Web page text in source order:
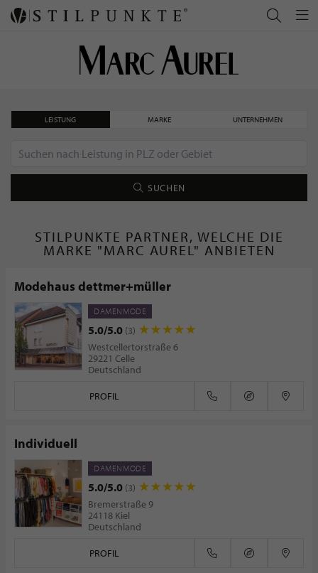
LEISTUNG MARKE UNTERNEHMEN
SUCHEN
STILPUNKTE PARTNER, WELCHE DIE
MARKE "MARC AUREL" ANBIETEN
Modehaus dettmer+müller
DAMENMODE
5.0/5.0 (3)
Westcellertorstraße 6
29221 Celle
Deutschland
PROFIL
Individuell
DAMENMODE
5.0/5.0 (3)
Bremerstraße 9
24118 Kiel
Deutschland
PROFIL